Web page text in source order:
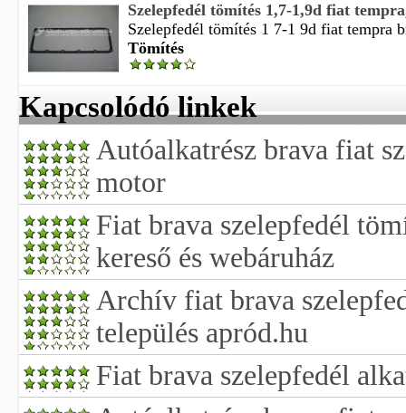
Szelepfedél tömítés 1,7-1,9d fiat
Szelepfedél tömítés 1 7-1 9d fiat tempra
Tömítés
Kapcsolódó linkek
Autóalkatrész brava fiat
motor
Fiat brava szelepfedél
kereső és webáruház
Archív fiat brava
település apród.hu
Fiat brava szelepfedél